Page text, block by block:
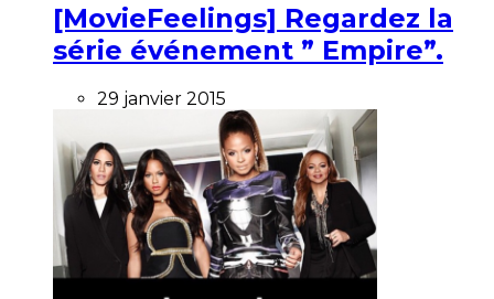
[MovieFeelings] Regardez la
série événement ” Empire”.
29 janvier 2015